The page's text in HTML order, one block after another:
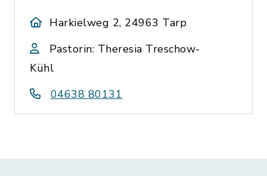
Harkielweg 2, 24963 Tarp
Pastorin: Theresia Treschow-
Kühl
04638 80131